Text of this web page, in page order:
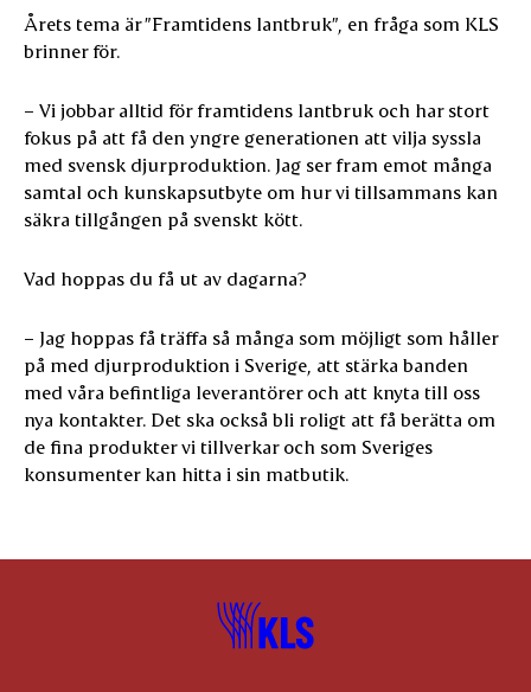
Årets tema är ”Framtidens lantbruk”, en fråga som KLS
brinner för.
– Vi jobbar alltid för framtidens lantbruk och har stort
fokus på att få den yngre generationen att vilja syssla
med svensk djurproduktion. Jag ser fram emot många
samtal och kunskapsutbyte om hur vi tillsammans kan
säkra tillgången på svenskt kött.
Vad hoppas du få ut av dagarna?
– Jag hoppas få träffa så många som möjligt som håller
på med djurproduktion i Sverige, att stärka banden
med våra befintliga leverantörer och att knyta till oss
nya kontakter. Det ska också bli roligt att få berätta om
de fina produkter vi tillverkar och som Sveriges
konsumenter kan hitta i sin matbutik.